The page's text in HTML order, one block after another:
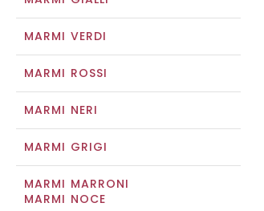
MARMI VERDI
MARMI ROSSI
MARMI NERI
MARMI GRIGI
MARMI MARRONI
MARMI NOCE